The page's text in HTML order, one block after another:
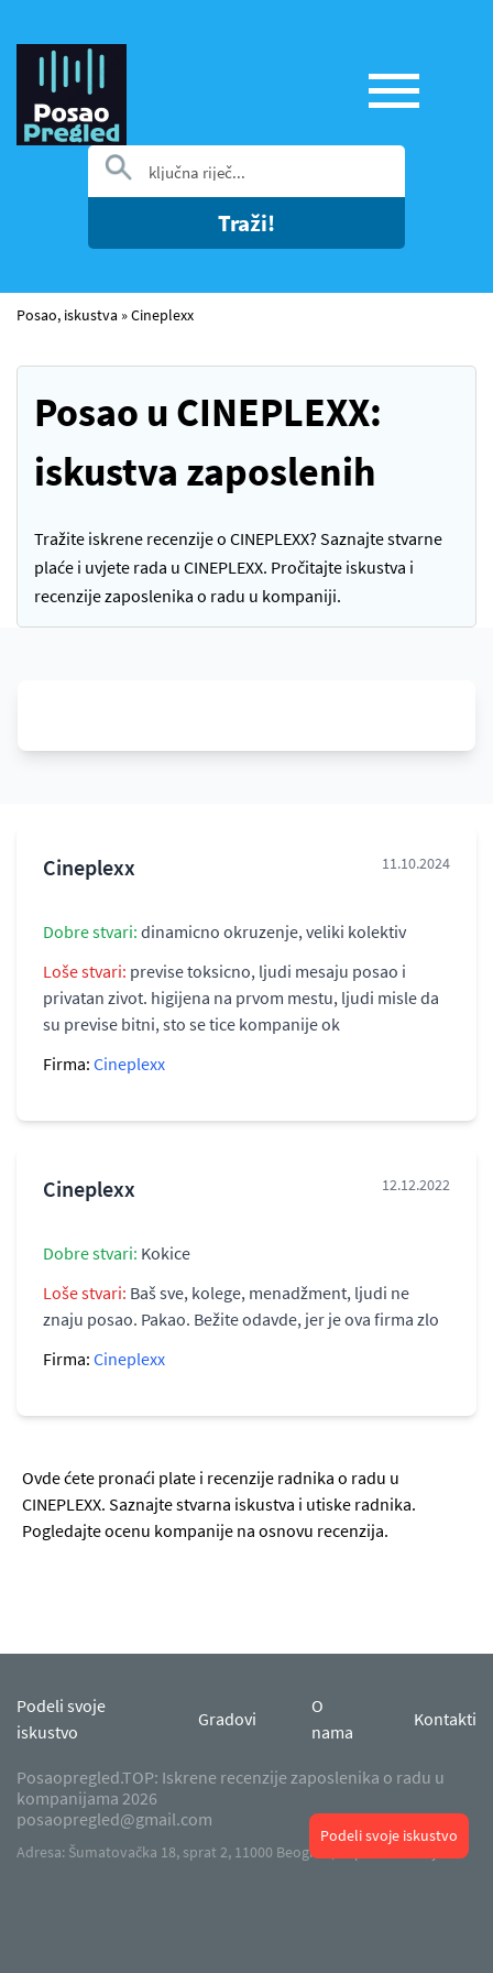
Traži!
Posao, iskustva »Cineplexx
Posao u CINEPLEXX:
iskustva zaposlenih
Tražite iskrene recenzije o CINEPLEXX? Saznajte stvarne
plaće i uvjete rada u CINEPLEXX. Pročitajte iskustva i
recenzije zaposlenika o radu u kompaniji.
Cineplexx 11.10.2024
Dobre stvari: dinamicno okruzenje, veliki kolektiv
Loše stvari: previse toksicno, ljudi mesaju posao i
privatan zivot. higijena na prvom mestu, ljudi misle da
su previse bitni, sto se tice kompanije ok
Firma: Cineplexx
Cineplexx 12.12.2022
Dobre stvari: Kokice
Loše stvari: Baš sve, kolege, menadžment, ljudi ne
znaju posao. Pakao. Bežite odavde, jer je ova firma zlo
Firma: Cineplexx
Ovde ćete pronaći plate i recenzije radnika o radu u
CINEPLEXX. Saznajte stvarna iskustva i utiske radnika.
Pogledajte ocenu kompanije na osnovu recenzija.
Podeli svoje iskustvo
Podeli svoje
iskustvo
Gradovi
O
nama
Kontakti
Posaopregled.TOP: Iskrene recenzije zaposlenika o radu u
kompanijama 2026
posaopregled@gmail.com
Adresa: Šumatovačka 18, sprat 2, 11000 Beograd, Republika Srbija